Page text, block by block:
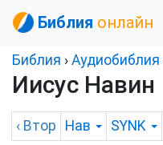
Библия онлайн
Библия › Аудиобиблия
Иисус Навин
‹ Втор Нав SYNK